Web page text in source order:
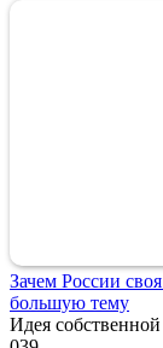
Зачем России
большую тему
Идея